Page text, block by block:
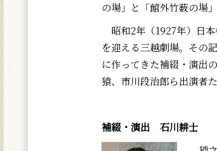
の場」と「館外竹薮の場
昭和2年（1927年）日
を迎える三越劇場。その
に作ってきた補綴・演出
猿、市川段治郎ら出演者
補綴・演出 石川耕士―――